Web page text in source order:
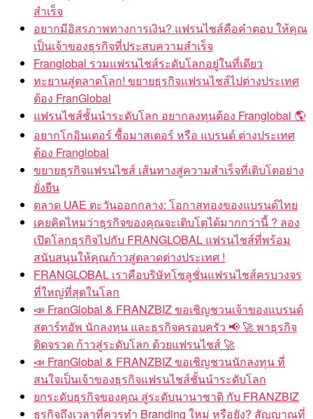
สำเร็จ
อยากมีอิสรภาพทางการเงิน? แฟรนไชส์คือคำตอบ ให้คุณ
เป็นเจ้าของธุรกิจที่ประสบความสำเร็จ
Franglobal รวมแฟรนไชส์ระดับโลกอยู่ในที่เดียว
ทะยานสู่ตลาดโลก! ขยายธุรกิจแฟรนไชส์ไปต่างประเทศ
ต้อง FranGlobal
แฟรนไชส์ชั้นนำระดับโลก อยากลงทุนต้อง Franglobal 🌎
อยากโกอินเตอร์ ซื้อมาสเตอร์ หรือ แบรนด์ ต่างประเทศ
ต้อง Franglobal
ขยายธุรกิจแฟรนไชส์ เส้นทางสู่ความสำเร็จที่เติบโตอย่าง
ยั่งยืน
ตลาด UAE ตะวันออกกลาง: โอกาสทองของแบรนด์ไทย
เคยคิดไหมว่าธุรกิจของคุณจะเติบโตได้มากกว่านี้ ? ลอง
เปิดโลกธุรกิจไปกับ FRANGLOBAL แฟรนไชส์ที่พร้อม
สนับสนุนให้คุณก้าวสู่ตลาดต่างประเทศ !
FRANGLOBAL เราคือบริษัทโซลูชั่นแฟรนไชส์ครบวงจร
ที่ใหญ่ที่สุดในโลก
📣 FranGlobal & FRANZBIZ ขอเชิญชวนเจ้าของแบรนด์
สตาร์ทอัพ นักลงทุน และธุรกิจครอบครัว 📢 🚀 พาธุรกิจ
ติดจรวด ก้าวสู่ระดับโลก ด้วยแฟรนไชส์ 🚀
📣 FranGlobal & FRANZBIZ ขอเชิญชวนนักลงทุน ที่
สนใจเป็นเจ้าของธุรกิจแฟรนไชส์ชั้นนำระดับโลก
ยกระดับธุรกิจของคุณ สู่ระดับนานาชาติ กับ FRANZBIZ
ธุรกิจถึงเวลาที่ควรทำ Branding ใหม่ หรือยัง? สัญญาณที่